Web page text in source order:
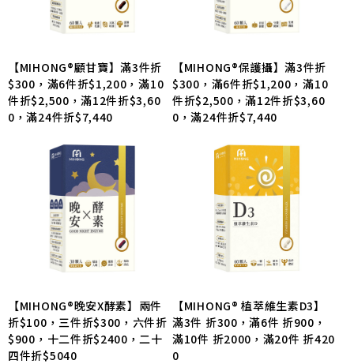
【MIHONG®顧甘寶】滿3件折
$300，滿6件折$1,200，滿10
件折$2,500，滿12件折$3,60
0，滿24件折$7,440
【MIHONG®保護攝】滿3件折
$300，滿6件折$1,200，滿10
件折$2,500，滿12件折$3,60
0，滿24件折$7,440
【MIHONG®晚安X酵素】兩件
折$100，三件折$300，六件折
$900，十二件折$2400，二十
四件折$5040
【MIHONG® 植萃維生素D3】
滿3件 折300，滿6件 折900，
滿10件 折2000，滿20件 折420
0